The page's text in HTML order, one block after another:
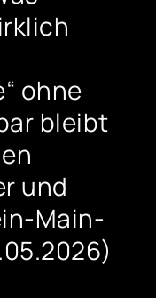
ohne
bleibt
und
Main-